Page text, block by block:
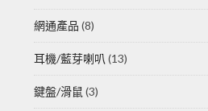
網通產品 (8)
耳機/藍芽喇叭 (13)
鍵盤/滑鼠 (3)